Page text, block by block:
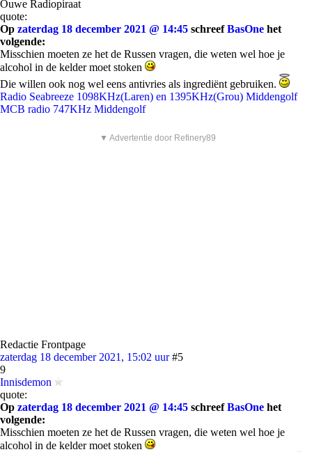
Ouwe Radiopiraat
quote:
Op zaterdag 18 december 2021 @ 14:45 schreefBasOne het
volgende:
Misschien moeten ze het de Russen vragen, die weten wel hoe je
alcohol in de kelder moet stoken
Die willen ook nog wel eens antivries als ingrediënt gebruiken.
Radio Seabreeze 1098KHz(Laren) en 1395KHz(Grou) Middengolf
MCB radio 747KHz Middengolf
▼ Advertentie door Refinery89
Redactie Frontpage
zaterdag 18 december 2021, 15:02 uur #5
9
Innisdemon
quote:
Op zaterdag 18 december 2021 @ 14:45 schreefBasOne het
volgende:
Misschien moeten ze het de Russen vragen, die weten wel hoe je
alcohol in de kelder moet stoken